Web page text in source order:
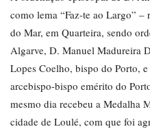
como lema “Faz-te ao Largo” –
do Mar, em Quarteira, sendo
Algarve, D. Manuel Madureira
Lopes Coelho, bispo do Porto,
arcebispo-bispo emérito do
mesmo dia recebeu a Medalha
cidade de Loulé, com que foi